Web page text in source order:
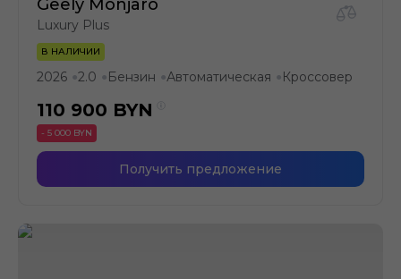
Geely Monjaro
Luxury Plus
В НАЛИЧИИ
2026 ●2.0 ● Бензин ●Автоматическая ● Кроссовер
110 900 BYN
- 5 000 BYN
Получить предложение